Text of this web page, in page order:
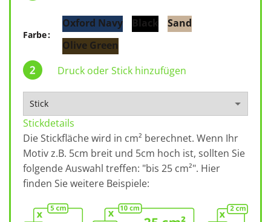
Farbe
Oxford Navy Black
Sand
Olive Green
Druck oder Stick hinzufügen
Stickdetails
Die Stickfläche wird in cm² berechnet. Wenn Ihr
Motiv z.B. 5cm breit und 5cm hoch ist, sollten Sie
folgende Auswahl treffen: "bis 25 cm²". Hier
finden Sie weitere Beispiele: